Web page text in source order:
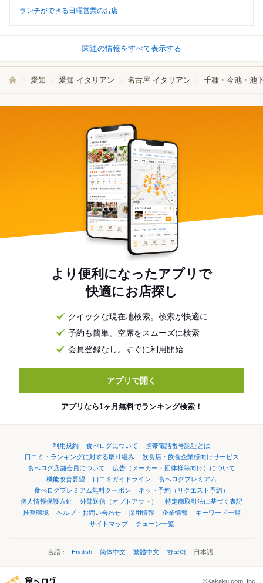
ランチができる日曜営業のお店
関連の情報をすべて表示する
愛知 愛知 イタリアン 名古屋 イタリアン 千種・今池・池
より便利になったアプリで
快適にお店探し
クイックな現在地検索。検索が快適に
予約も簡単。空席をスムーズに検索
会員登録なし。すぐに利用開始
アプリで開く
アプリなら1ヶ月無料でランキング検索！
利用規約 食べログについて
携帯電話番号認証とは
口コミ・ランキングに対する取り組み
飲食店・飲食企業様向けサービス
食べログ店舗会員について
広告（メーカー・団体様等向け）について
機能改善要望
口コミガイドライン
食べログプレミアム
食べログプレミアム無料クーポン
ネット予約（リクエスト予約）
個人情報保護方針
外部送信（オプトアウト）
特定商取引法に基づく表記
推奨環境
ヘルプ・お問い合わせ 採用情報 企業情報
キーワード一覧
サイトマップ
チェーン一覧
言語： English 简体中文 繁體中文 한국어 日本語
©Kakaku.com, Inc.